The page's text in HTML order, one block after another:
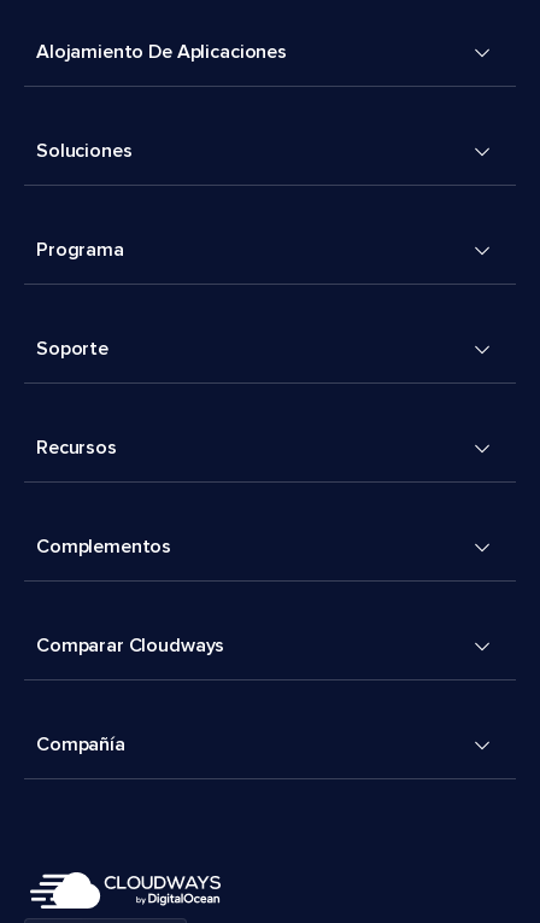
Alojamiento De Aplicaciones
Soluciones
Programa
Soporte
Recursos
Complementos
Comparar Cloudways
Compañía